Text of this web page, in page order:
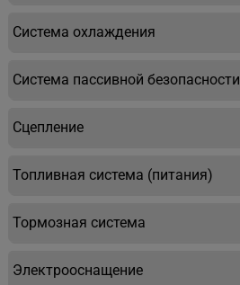
Система охлаждения
Система пассивной безопасности
Сцепление
Топливная система (питания)
Тормозная система
Электрооснащение